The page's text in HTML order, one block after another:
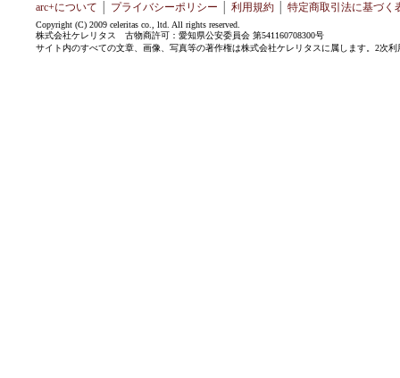
arc+について プライバシーポリシー 利用規約 特定商取引法に基づく
Copyright (C) 2009 celeritas co., ltd. All rights reserved.
株式会社ケレリタス 古物商許可：愛知県公安委員会 第541160708300号
サイト内のすべての文章、画像、写真等の著作権は株式会社ケレリタスに属します。2次